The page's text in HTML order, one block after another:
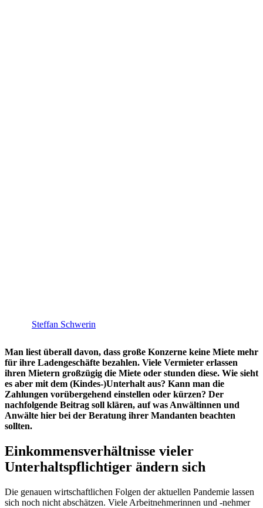
Steffan Schwerin
Man liest überall davon, dass große Konzerne keine Miete mehr
für ihre Ladengeschäfte bezahlen. Viele Vermieter erlassen
ihren Mietern großzügig die Miete oder stunden diese. Wie sieht
es aber mit dem (Kindes-)Unterhalt aus? Kann man die
Zahlungen vorübergehend einstellen oder kürzen? Der
nachfolgende Beitrag soll klären, auf was Anwältinnen und
Anwälte hier bei der Beratung ihrer Mandanten beachten
sollten.
Einkommensverhältnisse vieler
Unterhaltspflichtiger ändern sich
Die genauen wirtschaftlichen Folgen der aktuellen Pandemie lassen
sich noch nicht abschätzen. Viele Arbeitnehmerinnen und -nehmer